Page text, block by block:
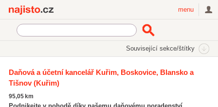
menu
Související sekce/štítky
rekonstrukce účetnictví
daňová evidence
mzdová agenda
(2335)
Daňová a účetní kancelář Kuřim, Boskovice, Blansko a
Tišnov(Kuřim)
95,05 km